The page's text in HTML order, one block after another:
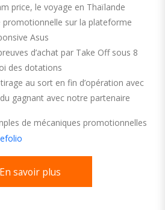
price, le voyage en Thaïlande
promotionnelle sur la plateforme
Asus
d’achat par Take Off sous 8
des dotations
au sort en fin d’opération avec
gagnant avec notre partenaire
de mécaniques promotionnelles
En savoir plus